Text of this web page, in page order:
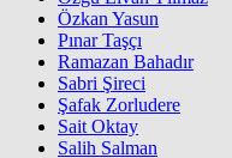
Özkan Yasun
Pınar Taşçı
Ramazan Bahadır
Sabri Şireci
Şafak Zorludere
Sait Oktay
Salih Salman